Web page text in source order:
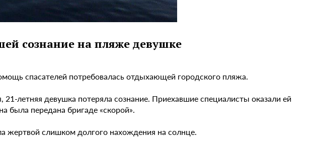
сознание на пляже девушке
спасателей потребовалась отдыхающей городского пляжа.
летняя девушка потеряла сознание. Приехавшие специалисты оказали ей
была передана бригаде «скорой».
жертвой слишком долгого нахождения на солнце.